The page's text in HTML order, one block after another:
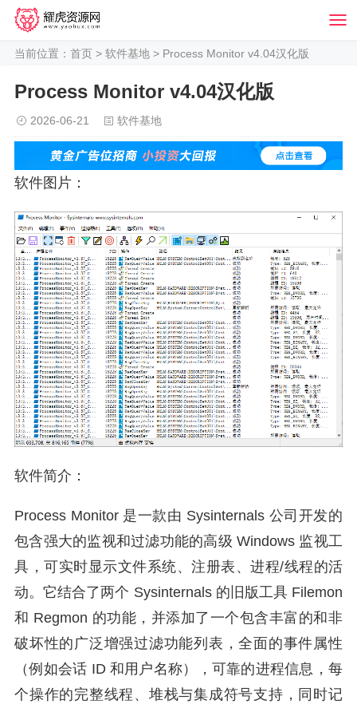
当前位置： 首页 > 软件基地 > Process Monitor v4.04汉化版
Process Monitor v4.04汉化版
2026-06-21 软件基地
软件图片：
软件简介：
Process Monitor 是一款由 Sysinternals 公司开发的
包含强大的监视和过滤功能的高级 Windows 监视工
具，可实时显示文件系统、注册表、进程/线程的活
动。它结合了两个 Sysinternals 的旧版工具 Filemon
和 Regmon 的功能，并添加了一个包含丰富的和非
破坏性的广泛增强过滤功能列表，全面的事件属性
（例如会话 ID 和用户名称），可靠的进程信息，每
个操作的完整线程、堆栈与集成符号支持，同时记